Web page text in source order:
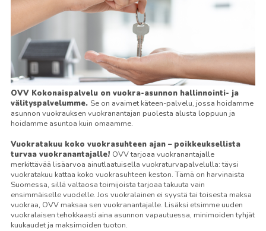
OVV Kokonaispalvelu on vuokra-asunnon hallinnointi- ja
välityspalvelumme. Se on avaimet käteen-palvelu, jossa hoidamme
asunnon vuokrauksen vuokranantajan puolesta alusta loppuun ja
hoidamme asuntoa kuin omaamme.
Vuokratakuu koko vuokrasuhteen ajan – poikkeuksellista
turvaa vuokranantajalle! OVV tarjoaa vuokranantajalle
merkittävää lisäarvoa ainutlaatuisella vuokraturvapalvelulla: täysi
vuokratakuu kattaa koko vuokrasuhteen keston. Tämä on harvinaista
Suomessa, sillä valtaosa toimijoista tarjoaa takuuta vain
ensimmäiselle vuodelle. Jos vuokralainen ei syystä tai toisesta maksa
vuokraa, OVV maksaa sen vuokranantajalle. Lisäksi etsimme uuden
vuokralaisen tehokkaasti aina asunnon vapautuessa, minimoiden tyhjät
kuukaudet ja maksimoiden tuoton.